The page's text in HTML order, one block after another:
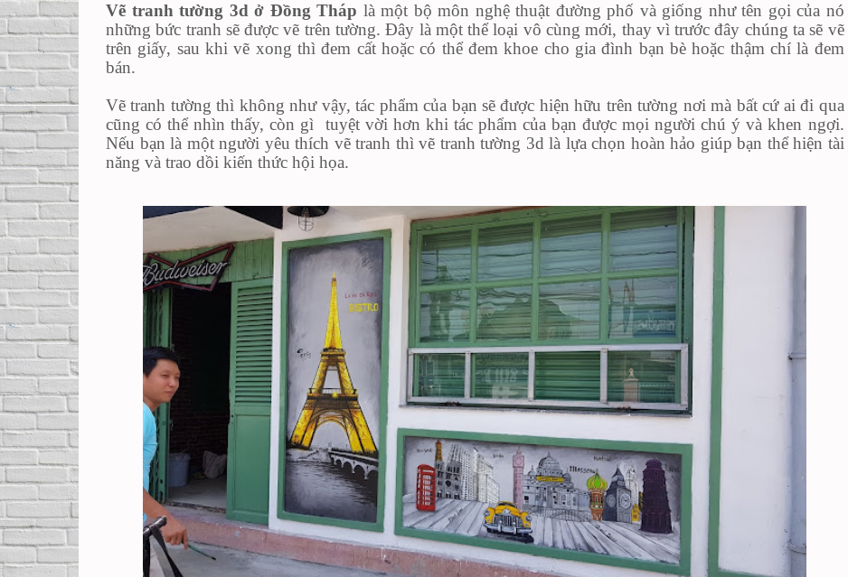
Vẽ tranh tường 3d ở Đồng Tháp là một bộ môn nghệ thuật đường phố và giống như tên gọi của nó
những bức tranh sẽ được vẽ trên tường. Đây là một thể loại vô cùng mới, thay vì trước đây chúng ta sẽ vẽ
trên giấy, sau khi vẽ xong thì đem cất hoặc có thể đem khoe cho gia đình bạn bè hoặc thậm chí là đem
bán.
Vẽ tranh tường thì không như vậy, tác phẩm của bạn sẽ được hiện hữu trên tường nơi mà bất cứ ai đi qua
cũng có thể nhìn thấy, còn gì tuyệt vời hơn khi tác phẩm của bạn được mọi người chú ý và khen ngợi.
Nếu bạn là một người yêu thích vẽ tranh thì vẽ tranh tường 3d là lựa chọn hoàn hảo giúp bạn thể hiện tài
năng và trao dồi kiến thức hội họa.